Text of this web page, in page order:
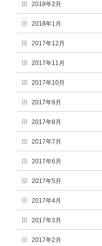
2018年2月
2018年1月
2017年12月
2017年11月
2017年10月
2017年9月
2017年8月
2017年7月
2017年6月
2017年5月
2017年4月
2017年3月
2017年2月